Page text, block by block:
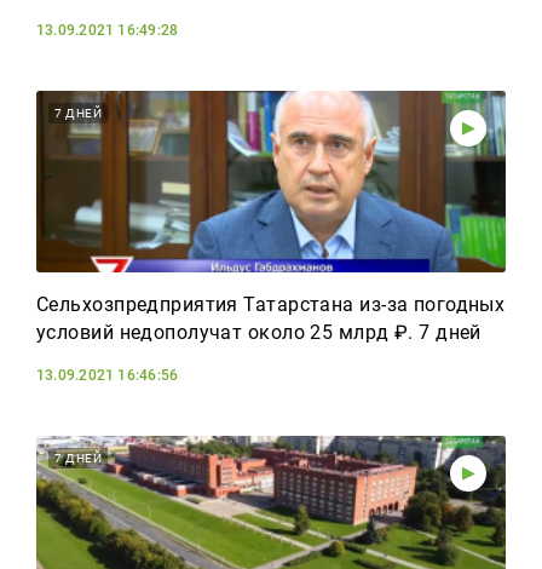
13.09.2021 16:49:28
7 ДНЕЙ
Сельхозпредприятия Татарстана из-за погодных
условий недополучат около 25 млрд ₽. 7 дней
13.09.2021 16:46:56
7 ДНЕЙ